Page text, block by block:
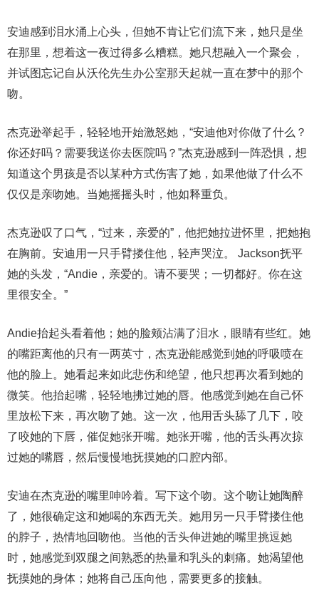
安迪感到泪水涌上心头，但她不肯让它们流下来，她只是坐
在那里，想着这一夜过得多么糟糕。她只想融入一个聚会，
并试图忘记自从沃伦先生办公室那天起就一直在梦中的那个
吻。
杰克逊举起手，轻轻地开始激怒她，“安迪他对你做了什么？
你还好吗？需要我送你去医院吗？”杰克逊感到一阵恐惧，想
知道这个男孩是否以某种方式伤害了她，如果他做了什么不
仅仅是亲吻她。当她摇摇头时，他如释重负。
杰克逊叹了口气，“过来，亲爱的”，他把她拉进怀里，把她抱
在胸前。安迪用一只手臂搂住他，轻声哭泣。 Jackson抚平
她的头发，“Andie，亲爱的。请不要哭；一切都好。你在这
里很安全。”
Andie抬起头看着他；她的脸颊沾满了泪水，眼睛有些红。她
的嘴距离他的只有一两英寸，杰克逊能感觉到她的呼吸喷在
他的脸上。她看起来如此悲伤和绝望，他只想再次看到她的
微笑。他抬起嘴，轻轻地拂过她的唇。他感觉到她在自己怀
里放松下来，再次吻了她。这一次，他用舌头舔了几下，咬
了咬她的下唇，催促她张开嘴。她张开嘴，他的舌头再次掠
过她的嘴唇，然后慢慢地抚摸她的口腔内部。
安迪在杰克逊的嘴里呻吟着。写下这个吻。这个吻让她陶醉
了，她很确定这和她喝的东西无关。她用另一只手臂搂住他
的脖子，热情地回吻他。当他的舌头伸进她的嘴里挑逗她
时，她感觉到双腿之间熟悉的热量和乳头的刺痛。她渴望他
抚摸她的身体；她将自己压向他，需要更多的接触。